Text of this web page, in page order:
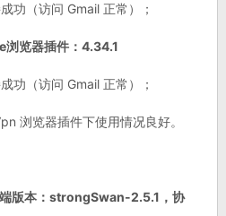
功（访问 Gmail 正常）；
览器插件：4.34.1
功（访问 Gmail 正常）；
浏览器插件下使用情况良好。
版本：strongSwan-2.5.1，协